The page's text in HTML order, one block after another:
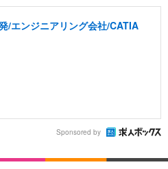
/エンジニアリング会社/CATIA
Sponsored by